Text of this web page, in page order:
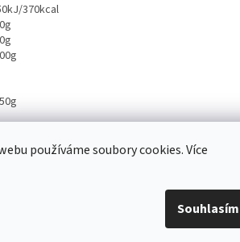
používáme soubory cookies. Více
Souhlasím
370kcal